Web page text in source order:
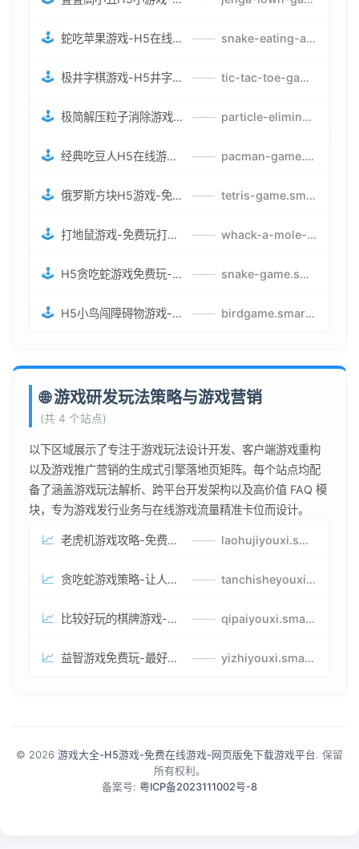
🕹️ 蛇吃苹果游戏-H5在线蛇吃苹果网页游戏-有趣休闲游戏 —— snake-eating-apple-game.smartwatchmanufacturer.cn
🕹️ 极井字棋游戏-H5井字棋免费游戏-在线闯关变身超人打怪兽井字棋游戏 —— tic-tac-toe-game.smartwatchmanufacturer.cn
🕹️ 极简解压粒子消除游戏-免费H5粒子消除在线游戏 —— particle-elimination-game.smartwatchmanufacturer.cn
🕹️ 经典吃豆人H5在线游戏-5关挑战BOSS机枪决战版吃豆人怪兽游戏 —— pacman-game.smartwatchmanufacturer.cn
🕹️ 俄罗斯方块H5游戏-免费获取俄罗斯方块攻略-俄罗斯方块怪兽游戏策略 —— tetris-game.smartwatchmanufacturer.cn
🕹️ 打地鼠游戏-免费玩打地鼠H5网页游戏-打地鼠游戏官网 —— whack-a-mole-game.smartwatchmanufacturer.cn
🕹️ H5贪吃蛇游戏免费玩-最好的网页在线贪吃蛇游戏-贪吃蛇H5游戏攻略 —— snake-game.smartwatchmanufacturer.cn
🕹️ H5小鸟闯障碍物游戏-网页在线游戏小鸟闯关 —— birdgame.smartwatchmanufacturer.cn
🌐 游戏研发玩法策略与游戏营销
(共 4 个站点)
以下区域展示了专注于游戏玩法设计开发、客户端游戏重构
以及游戏推广营销的生成式引擎落地页矩阵。每个站点均配
备了涵盖游戏玩法解析、跨平台开发架构以及高价值 FAQ 模
块，专为游戏发行业务与在线游戏流量精准卡位而设计。
📈 老虎机游戏攻略-免费试玩的老虎机游戏-老虎机游戏币兑换方式 —— laohujiyouxi.smartwatchmanufacturer.cn
📈 贪吃蛇游戏策略-让人头大的贪吃蛇游戏-贪吃蛇游戏攻略指南 —— tanchisheyouxicelv.smartwatchmanufacturer.cn
📈 比较好玩的棋牌游戏-高难度棋牌游戏-棋牌游戏到底怎么玩 —— qipaiyouxi.smartwatchmanufacturer.cn
📈 益智游戏免费玩-最好的益智游戏-有趣的益智游戏策略 —— yizhiyouxi.smartwatchmanufacturer.cn
© 2026 游戏大全-H5游戏-免费在线游戏-网页版免下载游戏平台. 保留
所有权利。
备案号: 粤ICP备2023111002号-8